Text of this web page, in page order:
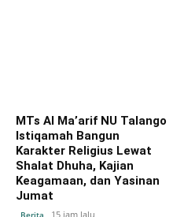
MTs Al Ma’arif NU Talango
Istiqamah Bangun
Karakter Religius Lewat
Shalat Dhuha, Kajian
Keagamaan, dan Yasinan
Jumat
Berita 15 jam lalu